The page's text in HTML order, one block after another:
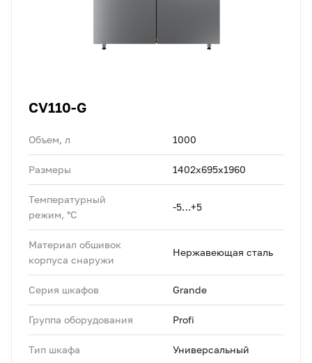
CV110-G
Объем, л 1000
Размеры 1402х695х1960
Температурный
режим, °C
-5…+5
Материал обшивок
корпуса снаружи
Нержавеющая сталь
Серия шкафов Grande
Группа оборудования Profi
Тип шкафа Универсальный